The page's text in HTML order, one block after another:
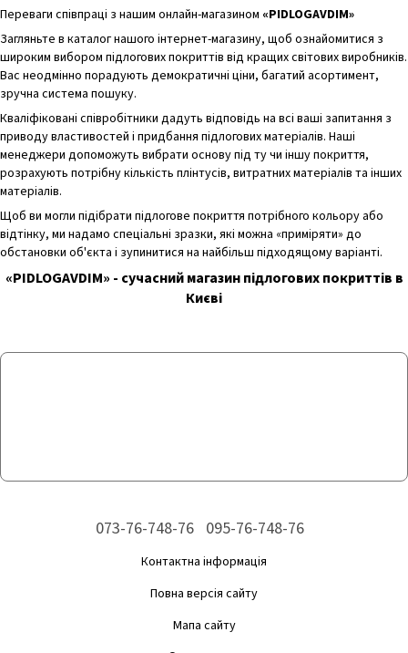
Переваги співпраці з нашим онлайн-магазином «PIDLOGAVDIM»
Загляньте в каталог нашого інтернет-магазину, щоб ознайомитися з
широким вибором підлогових покриттів від кращих світових виробників.
Вас неодмінно порадують демократичні ціни, багатий асортимент,
зручна система пошуку.
Кваліфіковані співробітники дадуть відповідь на всі ваші запитання з
приводу властивостей і придбання підлогових матеріалів. Наші
менеджери допоможуть вибрати основу під ту чи іншу покриття,
розрахують потрібну кількість плінтусів, витратних матеріалів та інших
матеріалів.
Щоб ви могли підібрати підлогове покриття потрібного кольору або
відтінку, ми надамо спеціальні зразки, які можна «приміряти» до
обстановки об'єкта і зупинитися на найбільш підходящому варіанті.
«PIDLOGAVDIM» - сучасний магазин підлогових покриттів в
Києві
073-76-748-76 095-76-748-76
Контактна інформація
Повна версія сайту
Мапа сайту